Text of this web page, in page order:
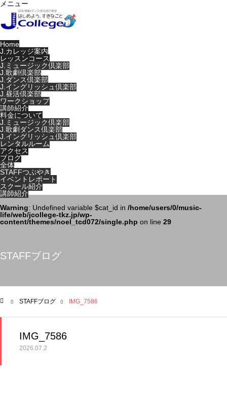
メニュー
Home
J.カレッジ案内
レッスンコース
J.ミュージック倶楽部
J.歌劇倶楽部
J.ダンス倶楽部
J.イングリッシュ倶楽部
J.昼活倶楽部
ワークショップ
講師紹介
料金について
J.ミュージック倶楽部
J.歌劇ダンス倶楽部
J.イングリッシュ倶楽部
レンタルルーム
アクセス
ブログ
全体
STAFFつぶやき
イベントレポート
スクール紹介
講師紹介
Warning: Undefined variable $cat_id in /home/users/0/music-
life/web/jcollege-tkz.jp/wp-
content/themes/noel_tcd072/single.php on line 29
STAFFブログ
STAFFブログ IMG_7586
IMG_7586
2026.07.2